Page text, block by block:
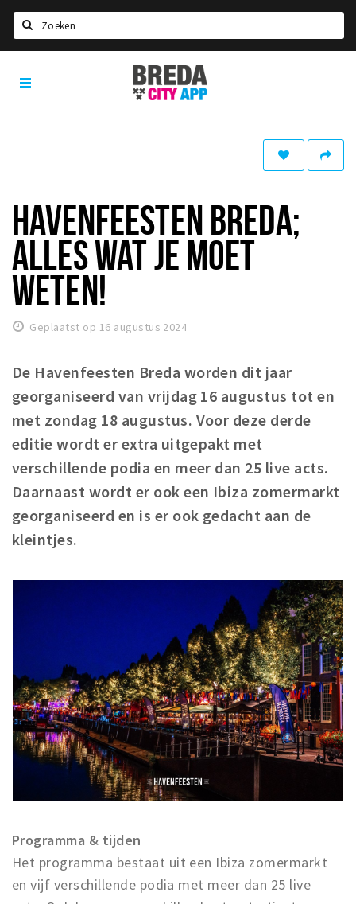
Home
Eten
Drinken
Slapen
Winkelgebieden
Parkeren
Bezienswaardigheden
Musea, theaters & podia
Uitjes & activiteiten
Toeristische routes
Natuurgebieden
Inloggen
Breda
City
App
HAVENFEESTEN BREDA;
ALLES WAT JE MOET
WETEN!
Geplaatst op 16 augustus 2024
De Havenfeesten Breda worden dit jaar
georganiseerd van vrijdag 16 augustus tot en
met zondag 18 augustus. Voor deze derde
editie wordt er extra uitgepakt met
verschillende podia en meer dan 25 live acts.
Daarnaast wordt er ook een Ibiza zomermarkt
georganiseerd en is er ook gedacht aan de
kleintjes.
Programma & tijden
Het programma bestaat uit een Ibiza zomermarkt
en vijf verschillende podia met meer dan 25 live